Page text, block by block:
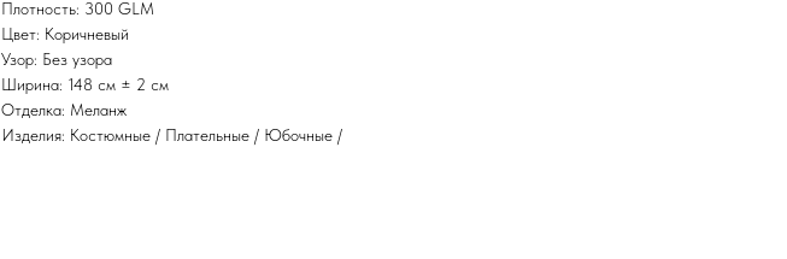
Плотность: 300 GLM
Цвет: Коричневый
Узор: Без узора
Ширина: 148 см ± 2 см
Отделка: Меланж
Изделия: Костюмные / Плательные / Юбочные /